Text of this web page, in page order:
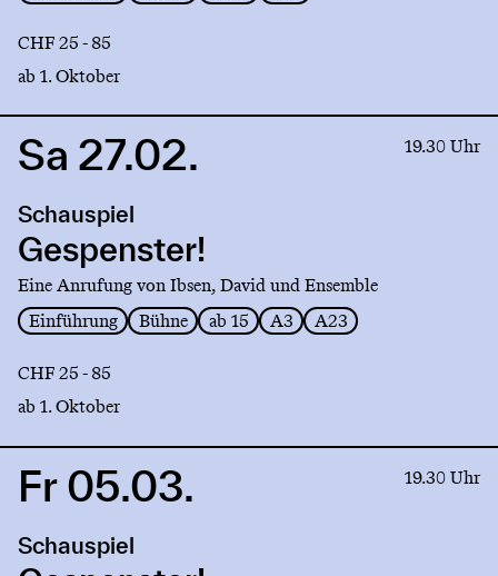
CHF 25 - 85
ab 1. Oktober
Link
Gespenster!
Sa 27.02. 19.30 Uhr
Schauspiel
Gespenster!
Eine Anrufung von Ibsen, David und Ensemble
Einführung
Bühne ab 15 A3 A23
CHF 25 - 85
ab 1. Oktober
Link
Gespenster!
Fr 05.03. 19.30 Uhr
Schauspiel